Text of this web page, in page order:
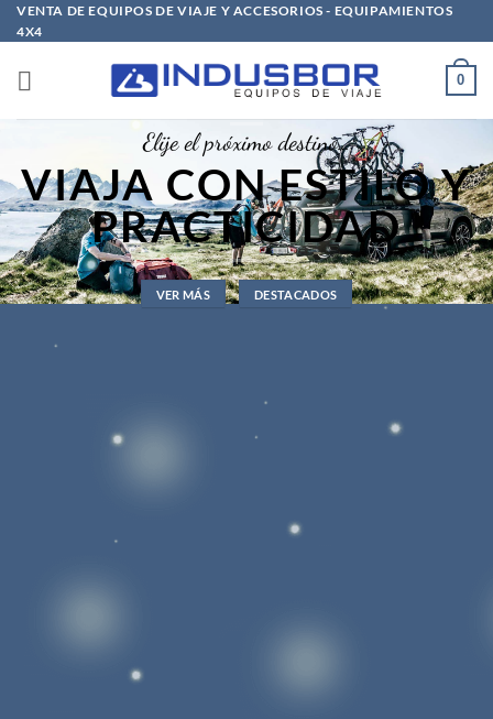
Saltar
al
contenido
VENTA DE EQUIPOS DE VIAJE Y ACCESORIOS - EQUIPAMIENTOS
4X4
0
Elije el próximo destino…
VIAJA CON ESTILO Y
PRACTICIDAD
VER MÁS DESTACADOS